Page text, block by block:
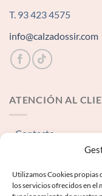
Utilizamos Cookies propias
los servicios ofrecidos en el
T. 93 423 4575
info@calzadossir.com
ATENCIÓN AL
Contacto
INFORMACIÓN